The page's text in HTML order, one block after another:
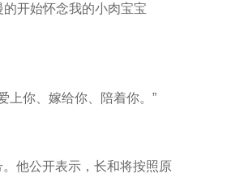
开始怀念我的小肉宝宝
你、嫁给你、陪着你。”
他公开表示，长和将按照原